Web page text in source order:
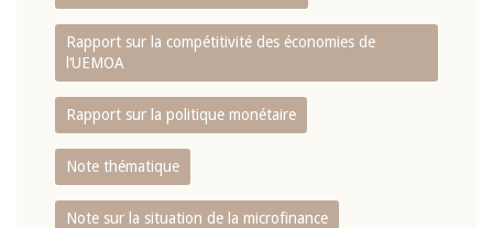
Rapport sur la compétitivité des économies de
l‘UEMOA
Rapport sur la politique monétaire
Note thématique
Note sur la situation de la microfinance